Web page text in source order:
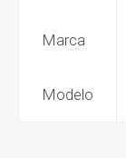
Marca
Modelo